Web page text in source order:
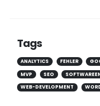
Tags
ANALYTICS FEHLER
MVP
SEO
WEB-DEVELOPMENT